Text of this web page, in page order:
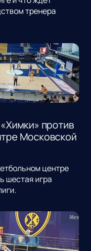
тренера
против
Московской
центре
шестая игра